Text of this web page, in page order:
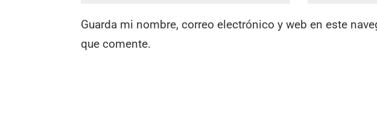
Guarda mi nombre, correo electrónico y web en este
que comente.